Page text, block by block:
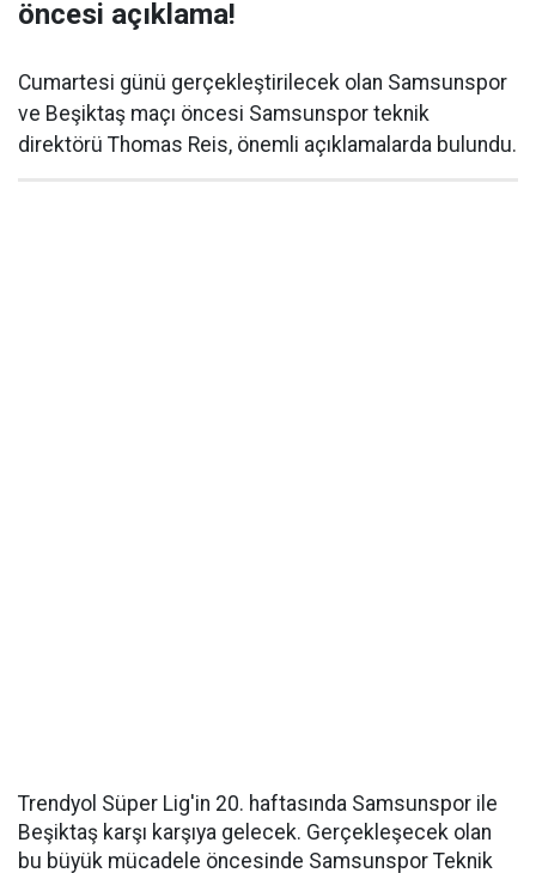
öncesi açıklama!
Cumartesi günü gerçekleştirilecek olan Samsunspor
ve Beşiktaş maçı öncesi Samsunspor teknik
direktörü Thomas Reis, önemli açıklamalarda bulundu.
Trendyol Süper Lig'in 20. haftasında Samsunspor ile
Beşiktaş karşı karşıya gelecek. Gerçekleşecek olan
bu büyük mücadele öncesinde Samsunspor Teknik